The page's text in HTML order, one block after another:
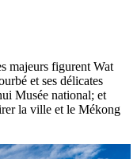
majeurs figurent Wat
et ses délicates
Musée national; et
la ville et le Mékong